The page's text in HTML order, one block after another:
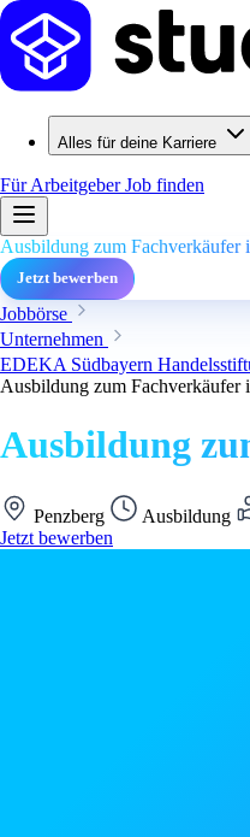
Alles für deine Karriere
Für ArbeitgeberJob finden
Ausbildung zum Fachverkäufer
Jetzt bewerben
Jobbörse
Unternehmen
EDEKA Südbayern
Ausbildung zum Fachverkäufer
Ausbildung
Penzberg Ausbildung
Jetzt bewerben